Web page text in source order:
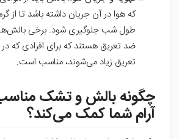
که هوا در آن جریان داشته باشد تا از
طول شب جلوگیری شود. برخی
ضد تعریق هستند که برای افرادی که
تعریق زیاد می‌شوند، مناسب است.
چگونه بالش و تشک
آرام شما کمک می‌کند؟